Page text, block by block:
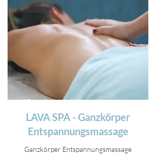
LAVA SPA - Ganzkörper
Entspannungsmassage
Ganzkörper Entspannungsmassage